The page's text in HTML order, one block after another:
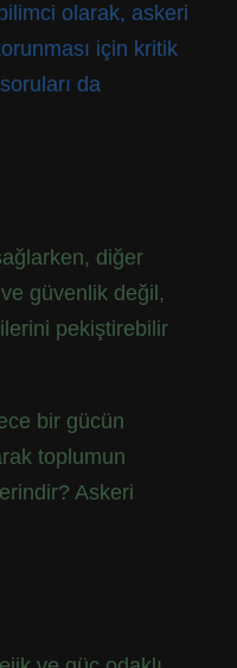
olarak, askeri
için kritik
da
diğer
güvenlik değil,
pekiştirebilir
bir gücün
toplumun
Askeri